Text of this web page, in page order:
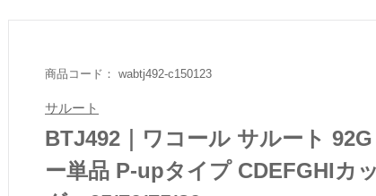
商品コード： wabtj492-c150123
サルート
BTJ492｜ワコール サルート
ー単品 P-upタイプ CDEFGHIカ